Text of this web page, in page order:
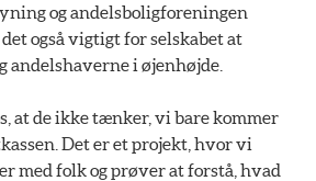
og andelsboligforeningen
også vigtigt for selskabet at
andelshaverne i øjenhøjde.
at de ikke tænker, vi bare kommer
Det er et projekt, hvor vi
med folk og prøver at forstå, hvad